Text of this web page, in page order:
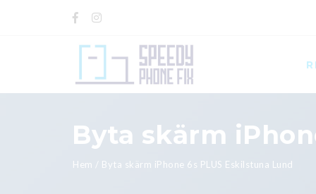
Byta skärm
Hem / Byta skärm iPhone 6s PLUS Eskilstuna Lund